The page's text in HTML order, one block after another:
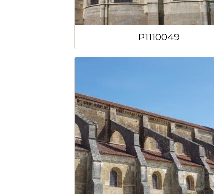
P1110049